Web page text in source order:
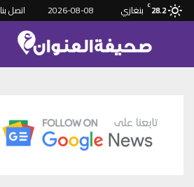
28.2
C بنغازي 2026-08-08 اتصل بنا